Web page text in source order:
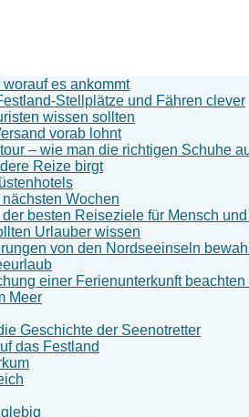
es ankommt
Stellplätze und Fähren clever
wissen sollten
vorab lohnt
– wie man die richtigen Schuhe
Reize birgt
Wochen
besten Reiseziele für Mensch
Urlauber wissen
von den Nordseeinseln
einer Ferienunterkunft beachten
Meer
Geschichte der Seenotretter
das Festland